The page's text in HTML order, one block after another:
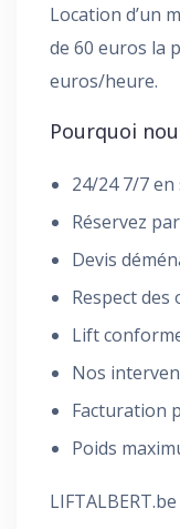
Location d’un
de 60 euros la
euros/heure.
Pourquoi
24/24 7/7 en
Réservez
Devis
Respect
Lift
Nos
Facturation
Poids
LIFTALBERT.be